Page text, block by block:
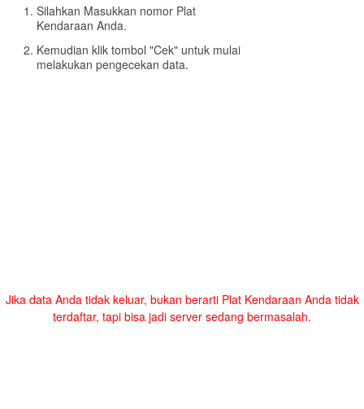
Silahkan Masukkan nomor Plat
Kendaraan Anda.
Kemudian klik tombol "Cek" untuk mulai
melakukan pengecekan data.
Jika data Anda tidak keluar, bukan berarti Plat Kendaraan Anda tidak
terdaftar, tapi bisa jadi server sedang bermasalah.